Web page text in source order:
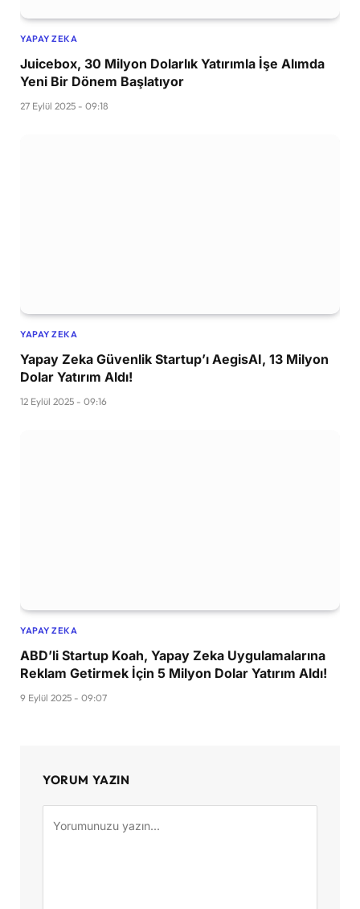
YAPAY ZEKA
Juicebox, 30 Milyon Dolarlık Yatırımla İşe Alımda
Yeni Bir Dönem Başlatıyor
27 Eylül 2025 - 09:18
YAPAY ZEKA
Yapay Zeka Güvenlik Startup’ı AegisAI, 13 Milyon
Dolar Yatırım Aldı!
12 Eylül 2025 - 09:16
YAPAY ZEKA
ABD’li Startup Koah, Yapay Zeka Uygulamalarına
Reklam Getirmek İçin 5 Milyon Dolar Yatırım Aldı!
9 Eylül 2025 - 09:07
YORUM YAZIN